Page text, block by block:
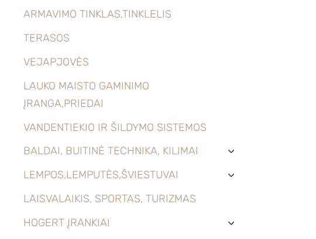
ARMAVIMO TINKLAS,TINKLELIS
TERASOS
VEJAPJOVĖS
LAUKO MAISTO GAMINIMO
ĮRANGA,PRIEDAI
VANDENTIEKIO IR ŠILDYMO SISTEMOS
BALDAI, BUITINĖ TECHNIKA, KILIMAI
›
LEMPOS,LEMPUTĖS,ŠVIESTUVAI ›
LAISVALAIKIS, SPORTAS, TURIZMAS
HOGERT ĮRANKIAI
›